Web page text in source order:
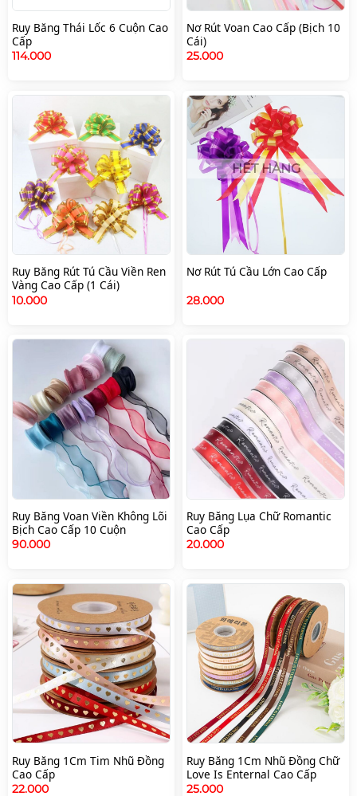
Ruy Băng Thái Lốc 6 Cuộn Cao
Cấp
114.000
Nơ Rút Voan Cao Cấp (Bịch 10
Cái)
25.000
Ruy Băng Rút Tú Cầu Viền Ren
Vàng Cao Cấp (1 Cái)
10.000
HẾT HÀNG
Nơ Rút Tú Cầu Lớn Cao Cấp
28.000
Ruy Băng Voan Viền Không Lõi
Bịch Cao Cấp 10 Cuộn
90.000
Ruy Băng Lụa Chữ Romantic
Cao Cấp
20.000
Ruy Băng 1Cm Tim Nhũ Đồng
Cao Cấp
22.000
Ruy Băng 1Cm Nhũ Đồng Chữ
Love Is Enternal Cao Cấp
25.000